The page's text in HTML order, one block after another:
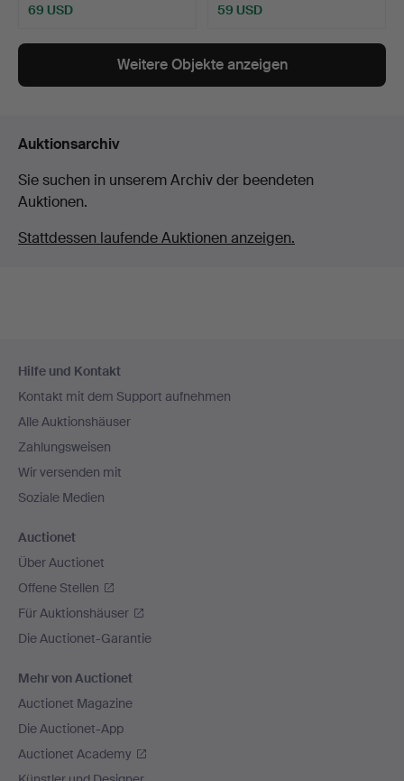
69 USD 59 USD
Weitere Objekte anzeigen
Auktionsarchiv
Sie suchen in unserem Archiv der beendeten
Auktionen.
Stattdessen laufende Auktionen anzeigen.
Navigation
Hilfe und Kontakt
Kontakt mit dem Support aufnehmen
Alle Auktionshäuser
Zahlungsweisen
Wir versenden mit
Soziale Medien
Auctionet
Über Auctionet
Offene Stellen
Für Auktionshäuser
Die Auctionet-Garantie
Mehr von Auctionet
Auctionet Magazine
Die Auctionet-App
Auctionet Academy